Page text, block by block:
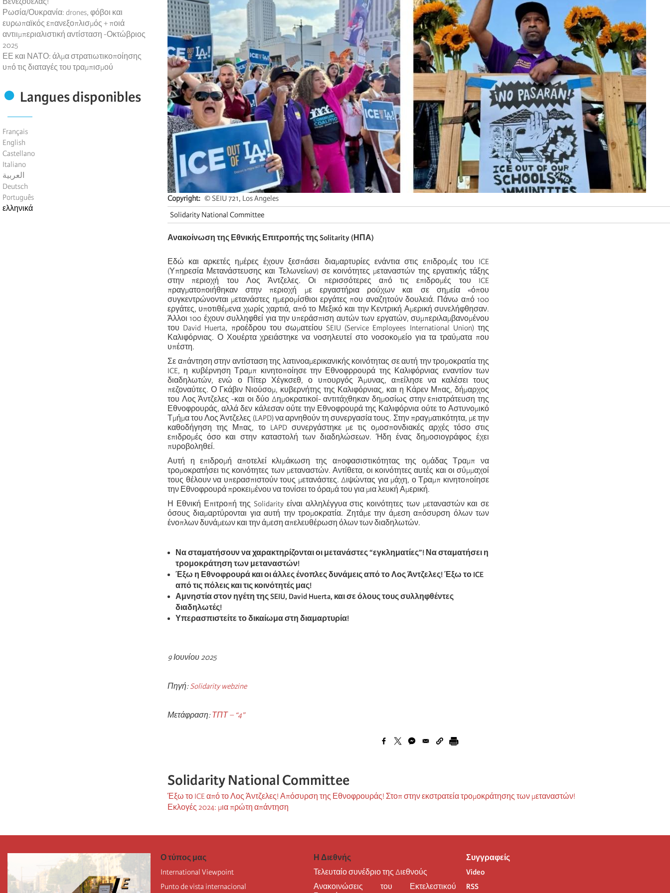
Ρωσία/Ουκρανία: drones, φόβοι και
ευρωπαϊκός επανεξοπλισμός + ποιά
αντιιμπεριαλιστική αντίσταση -Οκτώβριος
2025
ΕΕ και ΝΑΤΟ: άλμα στρατιωτικοποίησης
υπό τις διαταγές του τραμπισμού
Langues disponibles
Français
English
Castellano
Italiano
العربية
Deutsch
Português
ελληνικά
Copyright
© SEIU 721, Los Angeles
Solidarity National Committee
Ανακοίνωση της Εθνικής Επιτροπής της Solitarity (ΗΠΑ)
Εδώ και αρκετές ημέρες έχουν ξεσπάσει διαμαρτυρίες ενάντια στις επιδρομές του ICE
(Υπηρεσία Μετανάστευσης και Τελωνείων) σε κοινότητες μεταναστών της εργατικής τάξης
στην περιοχή του Λος Άντζελες. Οι περισσότερες από τις επιδρομές του ICE
πραγματοποιήθηκαν στην περιοχή με εργαστήρια ρούχων και σε σημεία «όπου
συγκεντρώνονται μετανάστες ημερομίσθιοι εργάτες που αναζητούν δουλειά. Πάνω από 100
εργάτες, υποτιθέμενα χωρίς χαρτιά, από το Μεξικό και την Κεντρική Αμερική συνελήφθησαν.
Άλλοι 100 έχουν συλληφθεί για την υπεράσπιση αυτών των εργατών, συμπεριλαμβανομένου
του David Huerta, προέδρου του σωματείου SEIU (Service Employees International Union) της
Καλιφόρνιας. Ο Χουέρτα χρειάστηκε να νοσηλευτεί στο νοσοκομείο για τα τραύματα που
υπέστη.
Σε απάντηση στην αντίσταση της λατινοαμερικανικής κοινότητας σε αυτή την τρομοκρατία της
ICE, η κυβέρνηση Τραμπ κινητοποίησε την Εθνοφρρουρά της Καλιφόρνιας εναντίον των
διαδηλωτών, ενώ ο Πίτερ Χέγκσεθ, ο υπουργός Άμυνας, απείλησε να καλέσει τους
πεζοναύτες. Ο Γκάβιν Νιούσομ, κυβερνήτης της Καλιφόρνιας, και η Κάρεν Μπας, δήμαρχος
του Λος Άντζελες -και οι δύο Δημοκρατικοί- αντιτάχθηκαν δημοσίως στην επιστράτευση της
Εθνοφρουράς, αλλά δεν κάλεσαν ούτε την Εθνοφρουρά της Καλιφόρνια ούτε το Αστυνομικό
Τμήμα του Λος Άντζελες (LAPD) να αρνηθούν τη συνεργασία τους. Στην πραγματικότητα, με την
καθοδήγηση της Μπας, το LAPD συνεργάστηκε με τις ομοσπονδιακές αρχές τόσο στις
επιδρομές όσο και στην καταστολή των διαδηλώσεων. Ήδη ένας δημοσιογράφος έχει
πυροβοληθεί.
Αυτή η επιδρομή αποτελεί κλιμάκωση της αποφασιστικότητας της ομάδας Τραμπ να
τρομοκρατήσει τις κοινότητες των μεταναστών. Αντίθετα, οι κοινότητες αυτές και οι σύμμαχοί
τους θέλουν να υπερασπιστούν τους μετανάστες. Διψώντας για μάχη, ο Τραμπ κινητοποίησε
την Εθνοφρουρά προκειμένου να τονίσει το όραμά του για μια λευκή Αμερική.
Η Εθνική Επιτροπή της Solidarity είναι αλληλέγγυα στις κοινότητες των μεταναστών και σε
όσους διαμαρτύρονται για αυτή την τρομοκρατία. Ζητάμε την άμεση απόσυρση όλων των
ένοπλων δυνάμεων και την άμεση απελευθέρωση όλων των διαδηλωτών.
Να σταματήσουν να χαρακτηρίζονται οι μετανάστες “εγκληματίες”! Να σταματήσει η
τρομοκράτηση των μεταναστών!
Έξω η Εθνοφρουρά και οι άλλες ένοπλες δυνάμεις από το Λος Άντζελες! Έξω το ICE
από τις πόλεις και τις κοινότητές μας!
Αμνηστία στον ηγέτη της SEIU, David Huerta, και σε όλους τους συλληφθέντες
διαδηλωτές!
Υπερασπιστείτε το δικαίωμα στη διαμαρτυρία!
9 Ιουνίου 2025
Πηγή:Solidarity webzine
Μετάφραση:ΤΠΤ – “4”
Solidarity National Committee
Έξω το ICE από το Λος Άντζελες! Απόσυρση της Εθνοφρουράς! Στοπ στην εκστρατεία τρομοκράτησης των μεταναστών!
Εκλογές 2024: μια πρώτη απάντηση
Ο τύπος μας
International Viewpoint
Punto de vista internacional
Η Διεθνής
Τελευταίο συνέδριο της Διεθνούς
Ανακοινώσεις του Εκτελεστικού
Συγγραφείς
Video
RSS